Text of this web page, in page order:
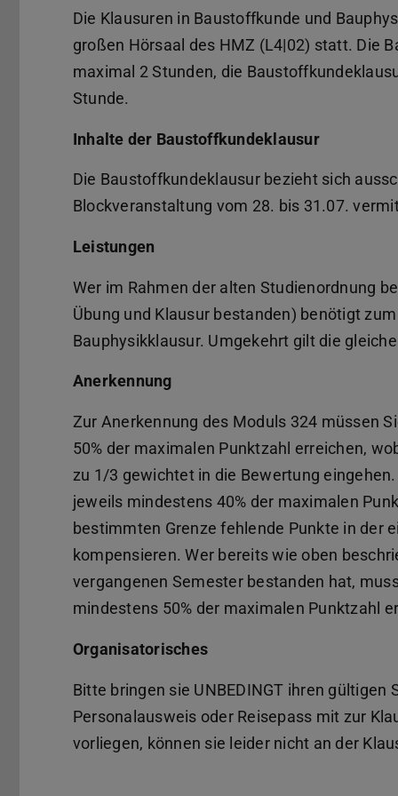
Die Klausuren in Baustoffkunde und
großen Hörsaal des HMZ (L4|02) statt. Die
maximal 2 Stunden, die
Stunde.
Inhalte der Baustoffkundeklausur
Die Baustoffkundeklausur bezieht sich
Blockveranstaltung vom 28. bis 31.07.
Leistungen
Wer im Rahmen der alten Studienordnung
Übung und Klausur bestanden) benötigt
Bauphysikklausur. Umgekehrt gilt die
Anerkennung
Zur Anerkennung des Moduls 324 müssen
50% der maximalen Punktzahl erreichen,
zu 1/3 gewichtet in die Bewertung
jeweils mindestens 40% der maximalen
bestimmten Grenze fehlende Punkte in der
kompensieren. Wer bereits wie oben
vergangenen Semester bestanden hat,
mindestens 50% der maximalen Punktzahl
Organisatorisches
Bitte bringen sie UNBEDINGT ihren
Personalausweis oder Reisepass mit zur
vorliegen, können sie leider nicht an der